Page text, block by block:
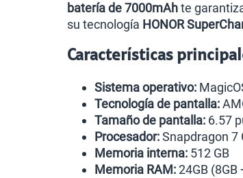
batería de 7000mAhte
su tecnología HONOR
Características
Sistema operativo:
Tecnología de pantalla:
Tamaño de pantalla: 6.57
Procesador:Snapdragon 7
Memoria interna: 512 GB
Memoria RAM:24GB (8GB